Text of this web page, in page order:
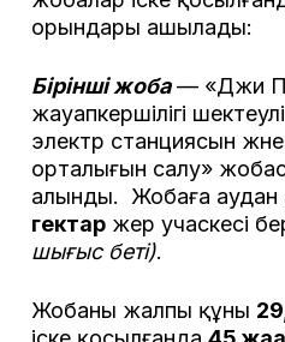
орындары ашылады:
Бірінші жоба— «Джи
жауапкершілігі
электр станциясын
орталығын салу»
алынды. Жобаға аудан
гектар жер учаскесі
шығыс беті).
Жобаны жалпы құны